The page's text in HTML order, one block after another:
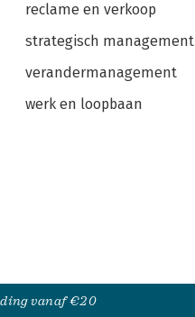
reclame en verkoop
strategisch management
verandermanagement
werk en loopbaan
vanaf €20